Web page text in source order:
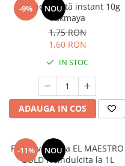
-9% NOU
Drojdie uscată instant 10g
Pakmaya
1,75 RON
1,60 RON
IN STOC
ADAUGA IN COS
-11% NOU
Frisca vegetala EL MAESTRO
GOLD Neindulcita la 1L